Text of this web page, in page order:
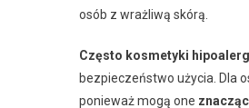
osób z wrażliwą skórą.
Często kosmetyki
bezpieczeństwo użycia. Dla
ponieważ mogą one